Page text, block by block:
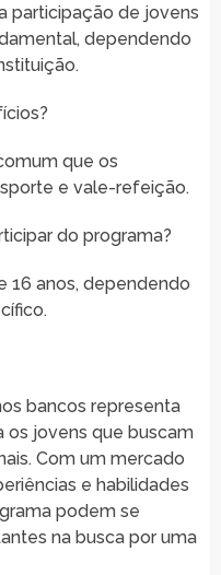
participação de jovens
dependendo
que os
e vale-refeição.
do programa?
16 anos, dependendo
bancos representa
os jovens que buscam
Com um mercado
e habilidades
podem se
na busca por uma